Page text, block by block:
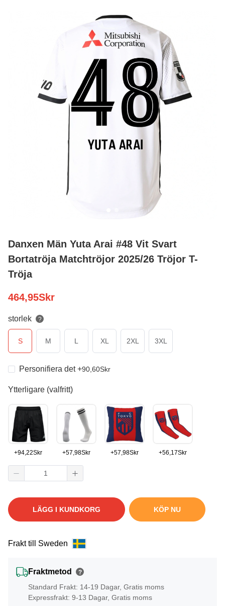
Danxen Män Yuta Arai #48 Vit Svart
Bortatröja Matchtröjor 2025/26 Tröjor T-
Tröja
464,95Skr
storlek ?
S M L XL 2XL 3XL
Personifiera det+90,60Skr
Ytterligare (valfritt)
+94,22Skr +57,98Skr +57,98Skr +56,17Skr
LÄGG I KUNDKORG KÖP NU
Frakt till Sweden
Fraktmetod ?
Standard Frakt: 14-19 Dagar, Gratis moms
Expressfrakt: 9-13 Dagar, Gratis moms